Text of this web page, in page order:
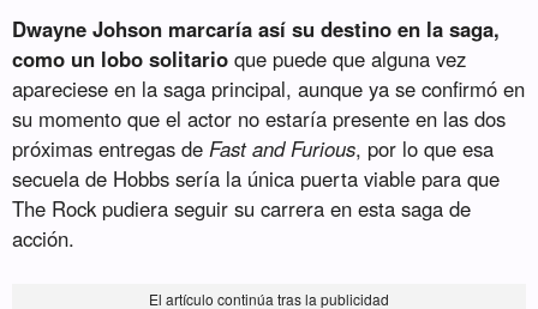
Dwayne Johson marcaría así su destino en la saga,
como un lobo solitario que puede que alguna vez
apareciese en la saga principal, aunque ya se confirmó en
su momento que el actor no estaría presente en las dos
próximas entregas deFast and Furious, por lo que esa
secuela de Hobbs sería la única puerta viable para que
The Rock pudiera seguir su carrera en esta saga de
acción.